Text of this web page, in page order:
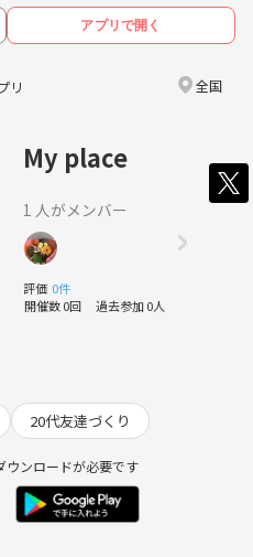
アプリで開く
リ 全国
My place
1 人がメンバー
評価 0件
開催数 0回 過去参加 0人
20代友達づくり
ウンロードが必要です